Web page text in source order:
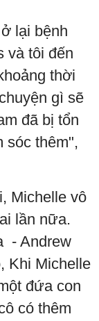
lại bệnh
và tôi đến
thời
gì sẽ
đã bị tổn
sóc thêm",
Michelle vô
lần nữa.
- Andrew
Khi Michelle
đứa con
có thêm